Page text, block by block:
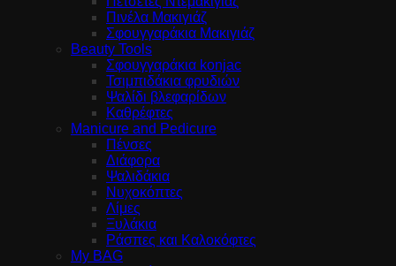
Πινέλα Μακιγιάζ
Σφουγγαράκια Μακιγιάζ
Beauty Tools
Σφουγγαράκια konjac
Τσιμπιδάκια φρυδιών
Ψαλίδι βλεφαρίδων
Καθρέφτες
Manicure and Pedicure
Πένσες
Διάφορα
Ψαλιδάκια
Νυχοκόπτες
Λίμες
Ξυλάκια
Ράσπες και Καλοκόφτες
My BAG